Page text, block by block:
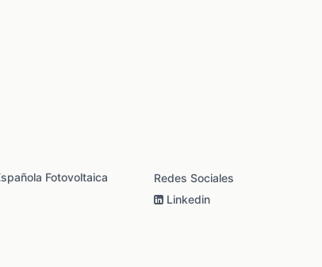
Fotovoltaica
Redes Sociales
Linkedin